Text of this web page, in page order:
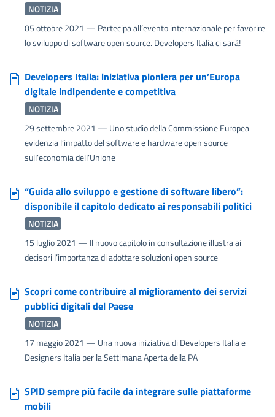
NOTIZIA
05 ottobre 2021 — Partecipa all’evento internazionale per favorire
lo sviluppo di software open source. Developers Italia ci sarà!
Developers Italia: iniziativa pioniera per un’Europa
digitale indipendente e competitiva
NOTIZIA
29 settembre 2021 — Uno studio della Commissione Europea
evidenzia l’impatto del software e hardware open source
sull’economia dell’Unione
“Guida allo sviluppo e gestione di software libero”:
disponibile il capitolo dedicato ai responsabili politici
NOTIZIA
15 luglio 2021 — Il nuovo capitolo in consultazione illustra ai
decisori l’importanza di adottare soluzioni open source
Scopri come contribuire al miglioramento dei servizi
pubblici digitali del Paese
NOTIZIA
17 maggio 2021 — Una nuova iniziativa di Developers Italia e
Designers Italia per la Settimana Aperta della PA
SPID sempre più facile da integrare sulle piattaforme
mobili